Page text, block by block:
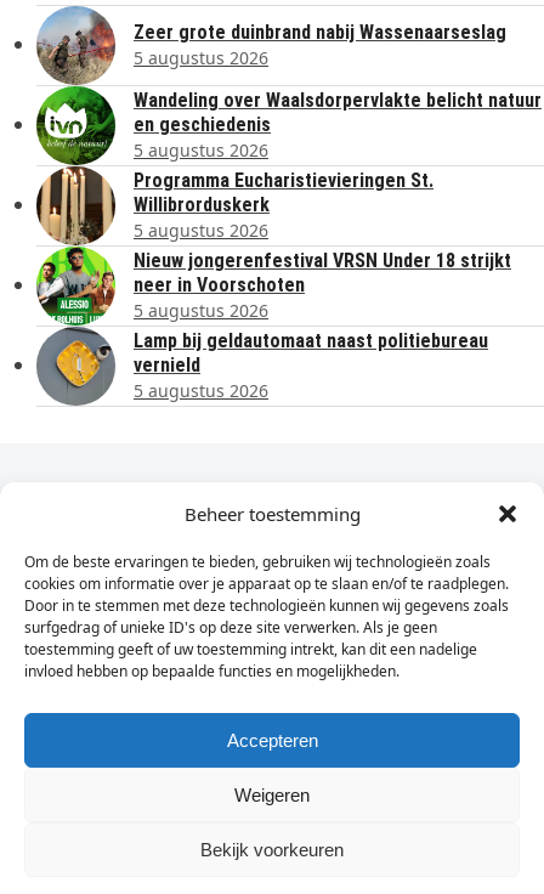
Beheer toestemming
Om de beste ervaringen te bieden, gebruiken wij technologieën zoals
cookies om informatie over je apparaat op te slaan en/of te raadplegen.
Door in te stemmen met deze technologieën kunnen wij gegevens zoals
surfgedrag of unieke ID's op deze site verwerken. Als je geen
toestemming geeft of uw toestemming intrekt, kan dit een nadelige
invloed hebben op bepaalde functies en mogelijkheden.
Accepteren
Weigeren
Bekijk voorkeuren
Zeer grote duinbrand nabij Wassenaarseslag
5 augustus 2026
Wandeling over Waalsdorpervlakte belicht natuur
en geschiedenis
5 augustus 2026
Programma Eucharistievieringen St.
Willibrorduskerk
5 augustus 2026
Nieuw jongerenfestival VRSN Under 18 strijkt
neer in Voorschoten
5 augustus 2026
Lamp bij geldautomaat naast politiebureau
vernield
5 augustus 2026
Dagelijks het laatste nieuws in je e-mail?
Vul
hier
je
e-
mailadres
in
Sign Up